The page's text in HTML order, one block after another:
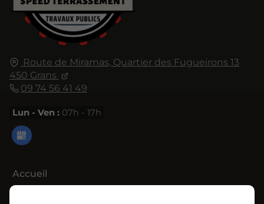
Route de Miramas, Quartier des Fugueirons 13
450 Grans
09 74 56 41 49
Lun - Ven : 07h - 17h
Accueil